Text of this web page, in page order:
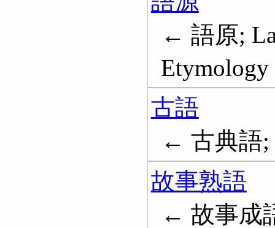
← 語原;
Etymology
古語
← 古典語;
故事熟語
← 故事成